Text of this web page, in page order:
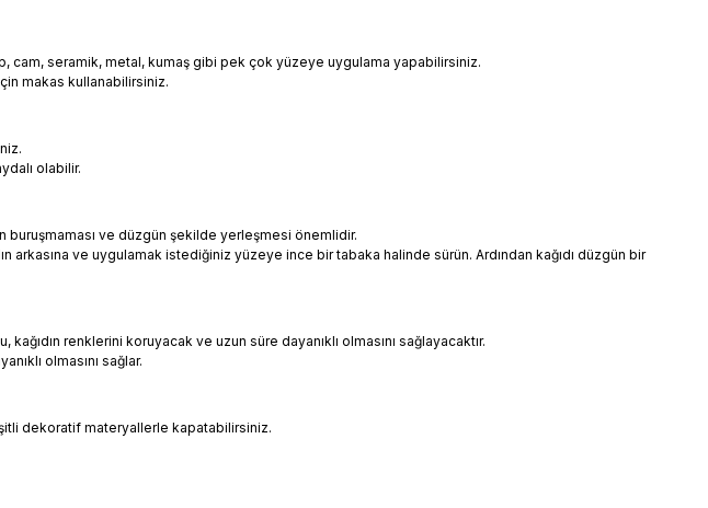
cam, seramik, metal, kumaş gibi pek çok yüzeye uygulama yapabilirsiniz.
makas kullanabilirsiniz.
olabilir.
buruşmaması ve düzgün şekilde yerleşmesi önemlidir.
arkasına ve uygulamak istediğiniz yüzeye ince bir tabaka halinde sürün. Ardından kağıdı düzgün bir
renklerini koruyacak ve uzun süre dayanıklı olmasını sağlayacaktır.
olmasını sağlar.
dekoratif materyallerle kapatabilirsiniz.